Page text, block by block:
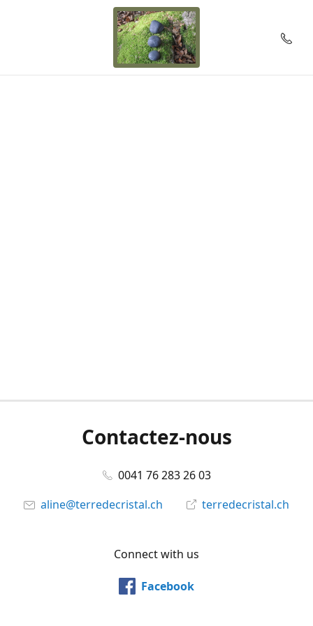
Contactez-nous
0041 76 283 26 03
aline@terredecristal.ch
terredecristal.ch
Connect with us
Facebook